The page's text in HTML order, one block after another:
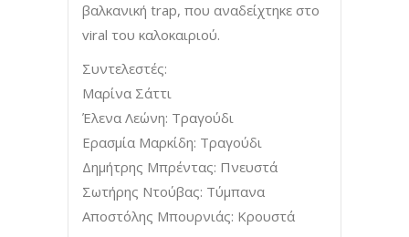
βαλκανική trap, που αναδείχτηκε στο
viral του καλοκαιριού.
Συντελεστές:
Μαρίνα Σάττι
Έλενα Λεώνη: Τραγούδι
Ερασμία Μαρκίδη: Tραγούδι
Δημήτρης Μπρέντας: Πνευστά
Σωτήρης Ντούβας: Τύμπανα
Αποστόλης Μπουρνιάς: Κρουστά